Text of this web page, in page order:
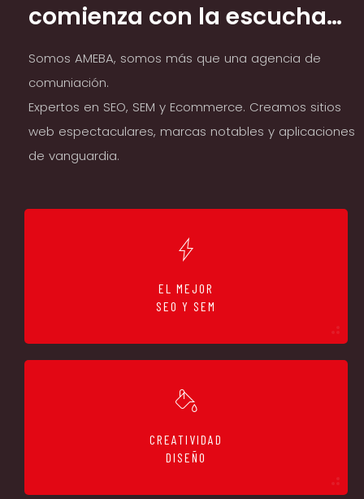
comienza con la escucha…
Somos AMEBA, somos más que una agencia de
comuniación.
Expertos en SEO, SEM y Ecommerce. Creamos sitios
web espectaculares, marcas notables y aplicaciones
de vanguardia.
EL MEJOR
SEO Y SEM
CREATIVIDAD
DISEÑO